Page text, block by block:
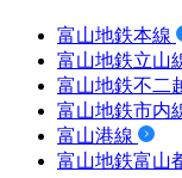
富山地鉄本線
富山地鉄立山
富山地鉄不二
富山地鉄市内
富山港線
富山地鉄富山